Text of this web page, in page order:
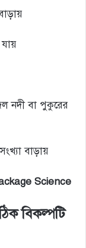
নদী বা পুকুরের
বাড়ায়
Science
বিকল্পটি